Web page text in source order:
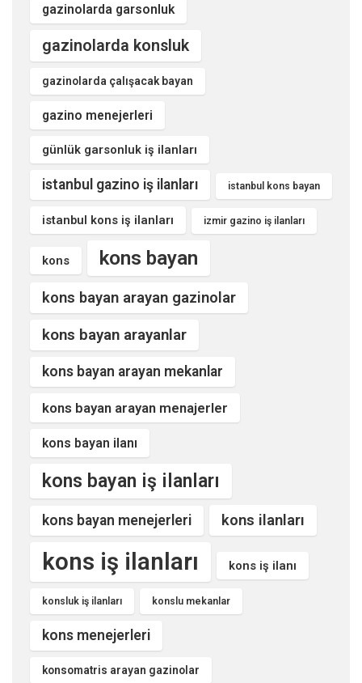
gazinolarda garsonluk
gazinolarda konsluk
gazinolarda çalışacak bayan
gazino menejerleri
günlük garsonluk iş ilanları
istanbul gazino iş ilanları istanbul kons bayan
istanbul kons iş ilanları izmir gazino iş ilanları
kons kons bayan
kons bayan arayan gazinolar
kons bayan arayanlar
kons bayan arayan mekanlar
kons bayan arayan menajerler
kons bayan ilanı
kons bayan iş ilanları
kons bayan menejerleri kons ilanları
kons iş ilanları kons iş ilanı
konsluk iş ilanları konslu mekanlar
kons menejerleri
konsomatris arayan gazinolar